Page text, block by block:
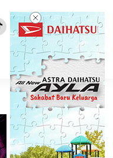
Omicron Mungkin